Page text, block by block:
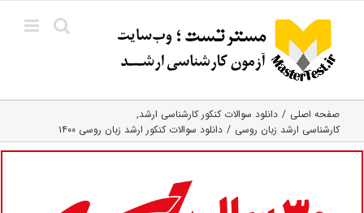
content
صفحه اصلی
دانلود سوالات کنکور کارشناسی ارشد
کارشناسی ارشد زبان روسی
دانلود سوالات کنکور ارشد زبان روسی ۱۴۰۰